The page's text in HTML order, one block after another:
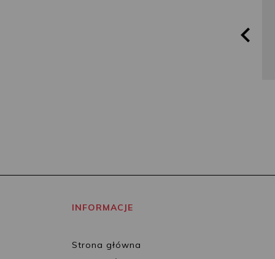
INFORMACJE
Strona główna